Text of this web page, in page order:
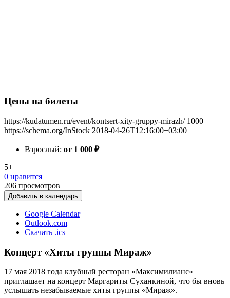
Цены на билеты
https://kudatumen.ru/event/kontsert-xity-gruppy-mirazh/ 1000
https://schema.org/InStock 2018-04-26T12:16:00+03:00
Взрослый: от 1 000 ₽
5+
0 нравится
206 просмотров
Добавить в календарь
Google Calendar
Outlook.com
Скачать .ics
Концерт «Хиты группы Мираж»
17 мая 2018 года клубный ресторан «Максимилианс»
приглашает на концерт Маргариты Суханкиной, что бы вновь
услышать незабываемые хиты группы «Мираж».